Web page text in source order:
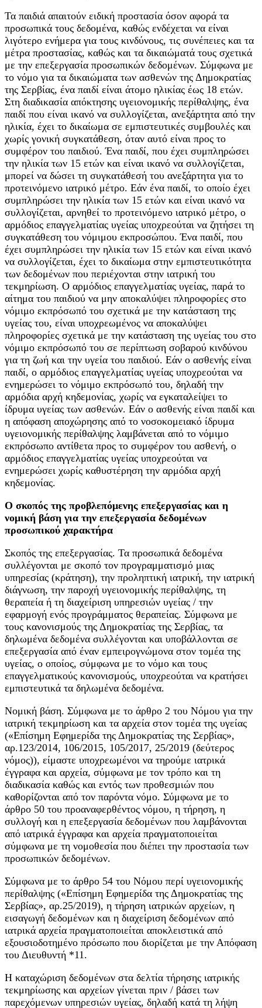
Τα παιδιά απαιτούν ειδική προστασία όσον αφορά τα
προσωπικά τους δεδομένα, καθώς ενδέχεται να είναι
λιγότερο ενήμερα για τους κινδύνους, τις συνέπειες και τα
μέτρα προστασίας, καθώς και τα δικαιώματά τους σχετικά
με την επεξεργασία προσωπικών δεδομένων. Σύμφωνα με
το νόμο για τα δικαιώματα των ασθενών της Δημοκρατίας
της Σερβίας, ένα παιδί είναι άτομο ηλικίας έως 18 ετών.
Στη διαδικασία απόκτησης υγειονομικής περίθαλψης, ένα
παιδί που είναι ικανό να συλλογίζεται, ανεξάρτητα από την
ηλικία, έχει το δικαίωμα σε εμπιστευτικές συμβουλές και
χωρίς γονική συγκατάθεση, όταν αυτό είναι προς το
συμφέρον του παιδιού. Ένα παιδί, που έχει συμπληρώσει
την ηλικία των 15 ετών και είναι ικανό να συλλογίζεται,
μπορεί να δώσει τη συγκατάθεσή του ανεξάρτητα για το
προτεινόμενο ιατρικό μέτρο. Εάν ένα παιδί, το οποίο έχει
συμπληρώσει την ηλικία των 15 ετών και είναι ικανό να
συλλογίζεται, αρνηθεί το προτεινόμενο ιατρικό μέτρο, ο
αρμόδιος επαγγελματίας υγείας υποχρεούται να ζητήσει τη
συγκατάθεση του νόμιμου εκπροσώπου. Ένα παιδί, που
έχει συμπληρώσει την ηλικία των 15 ετών και είναι ικανό
να συλλογίζεται, έχει το δικαίωμα στην εμπιστευτικότητα
των δεδομένων που περιέχονται στην ιατρική του
τεκμηρίωση. Ο αρμόδιος επαγγελματίας υγείας, παρά το
αίτημα του παιδιού να μην αποκαλύψει πληροφορίες στο
νόμιμο εκπρόσωπό του σχετικά με την κατάσταση της
υγείας του, είναι υποχρεωμένος να αποκαλύψει
πληροφορίες σχετικά με την κατάσταση της υγείας του στο
νόμιμο εκπρόσωπό του σε περίπτωση σοβαρού κινδύνου
για τη ζωή και την υγεία του παιδιού. Εάν ο ασθενής είναι
παιδί, ο αρμόδιος επαγγελματίας υγείας υποχρεούται να
ενημερώσει το νόμιμο εκπρόσωπό του, δηλαδή την
αρμόδια αρχή κηδεμονίας, χωρίς να εγκαταλείψει το
ίδρυμα υγείας των ασθενών. Εάν ο ασθενής είναι παιδί και
η απόφαση αποχώρησης από το νοσοκομειακό ίδρυμα
υγειονομικής περίθαλψης λαμβάνεται από το νόμιμο
εκπρόσωπο αντίθετα προς το συμφέρον του ασθενή, ο
αρμόδιος επαγγελματίας υγείας υποχρεούται να
ενημερώσει χωρίς καθυστέρηση την αρμόδια αρχή
κηδεμονίας.
Ο σκοπός της προβλεπόμενης επεξεργασίας και η
νομική βάση για την επεξεργασία δεδομένων
προσωπικού χαρακτήρα
Σκοπός της επεξεργασίας. Τα προσωπικά δεδομένα
συλλέγονται με σκοπό τον προγραμματισμό μιας
υπηρεσίας (κράτηση), την προληπτική ιατρική, την ιατρική
διάγνωση, την παροχή υγειονομικής περίθαλψης, τη
θεραπεία ή τη διαχείριση υπηρεσιών υγείας / την
εφαρμογή ενός προγράμματος θεραπείας. Σύμφωνα με
τους κανονισμούς της Δημοκρατίας της Σερβίας, τα
δηλωμένα δεδομένα συλλέγονται και υποβάλλονται σε
επεξεργασία από έναν εμπειρογνώμονα στον τομέα της
υγείας, ο οποίος, σύμφωνα με το νόμο και τους
επαγγελματικούς κανονισμούς, υποχρεούται να κρατήσει
εμπιστευτικά τα δηλωμένα δεδομένα.
Νομική βάση. Σύμφωνα με το άρθρο 2 του Νόμου για την
ιατρική τεκμηρίωση και τα αρχεία στον τομέα της υγείας
(«Επίσημη Εφημερίδα της Δημοκρατίας της Σερβίας»,
αρ.123/2014, 106/2015, 105/2017, 25/2019 (δεύτερος
νόμος)), είμαστε υποχρεωμένοι να τηρούμε ιατρικά
έγγραφα και αρχεία, σύμφωνα με τον τρόπο και τη
διαδικασία καθώς και εντός των προθεσμιών που
καθορίζονται από τον παρόντα νόμο. Σύμφωνα με το
άρθρο 50 του προαναφερθέντος νόμου, η τήρηση, η
συλλογή και η επεξεργασία δεδομένων που λαμβάνονται
από ιατρικά έγγραφα και αρχεία πραγματοποιείται
σύμφωνα με τη νομοθεσία που διέπει την προστασία των
προσωπικών δεδομένων.
Σύμφωνα με το άρθρο 54 του Νόμου περί υγειονομικής
περίθαλψης («Επίσημη Εφημερίδα της Δημοκρατίας της
Σερβίας», αρ.25/2019), η τήρηση ιατρικών αρχείων, η
εισαγωγή δεδομένων και η διαχείριση δεδομένων από
ιατρικά αρχεία πραγματοποιείται αποκλειστικά από
εξουσιοδοτημένο πρόσωπο που διορίζεται με την Απόφαση
του Διευθυντή *11.
Η καταχώριση δεδομένων στα δελτία τήρησης ιατρικής
τεκμηρίωσης και αρχείων γίνεται πριν / βάσει των
παρεχόμενων υπηρεσιών υγείας, δηλαδή κατά τη λήψη